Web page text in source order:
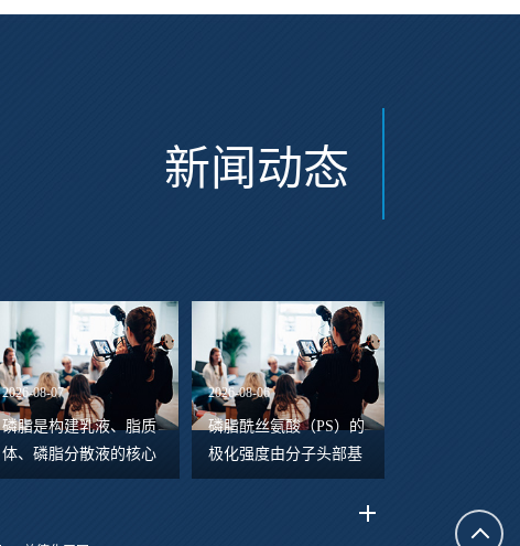
新闻动态
2026-08-07
磷脂是构建乳液、脂质
体、磷脂分散液的核心
两亲组分，依靠颗粒表
2026-08-06
磷脂酰丝氨酸（PS）的
极化强度由分子头部基
团电荷解离状态、界面
离子吸附行为、脂质分